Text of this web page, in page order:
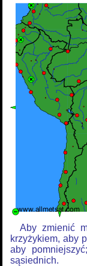
Aby zmienić
krzyżykiem, aby
aby
sąsiednich.